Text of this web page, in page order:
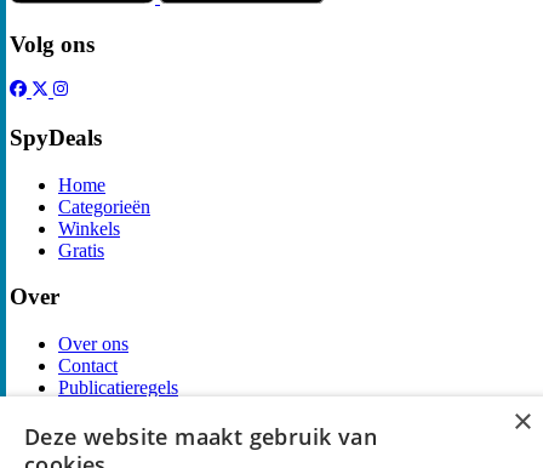
Volg ons
SpyDeals
Home
Categorieën
Winkels
Gratis
Over
Over ons
Contact
Publicatieregels
Legal ×
Deze website maakt gebruik van